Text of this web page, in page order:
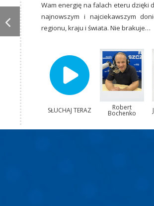
Wam energię na falach eteru dzięki
najnowszym i najciekawszym
regionu, kraju i świata. Nie brakuje…
SŁUCHAJ TERAZ Robert
Bochenko